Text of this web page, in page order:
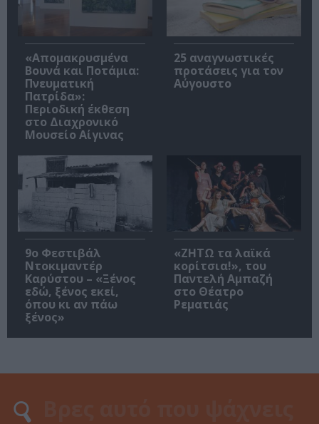
«Απομακρυσμένα
Βουνά και Ποτάμια:
Πνευματική
Πατρίδα»:
Περιοδική έκθεση
στο Διαχρονικό
Μουσείο Αίγινας
25 αναγνωστικές
προτάσεις για τον
Αύγουστο
9ο Φεστιβάλ
Ντοκιμαντέρ
Καρύστου – «Ξένος
εδώ, ξένος εκεί,
όπου κι αν πάω
ξένος»
«ΖΗΤΩ τα λαϊκά
κορίτσια!», του
Παντελή Αμπαζή
στο Θέατρο
Ρεματιάς